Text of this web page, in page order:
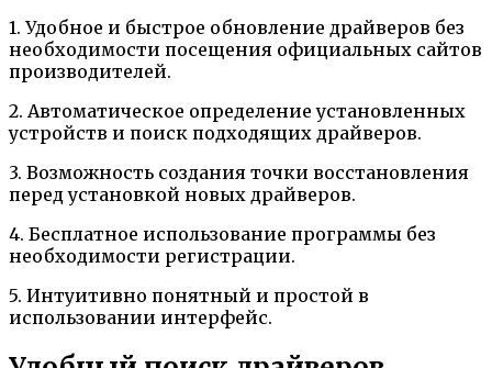
1. Удобное и быстрое обновление драйверов без
необходимости посещения официальных сайтов
производителей.
2. Автоматическое определение установленных
устройств и поиск подходящих драйверов.
3. Возможность создания точки восстановления
перед установкой новых драйверов.
4. Бесплатное использование программы без
необходимости регистрации.
5. Интуитивно понятный и простой в
использовании интерфейс.